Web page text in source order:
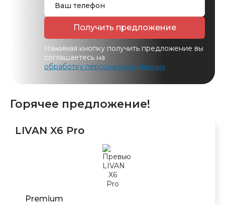
Получить предложение
Нажимая кнопку получить предложение вы
соглашаетесь на
обработку персональных данных
Горячее предложение!
LIVAN X6 Pro
Premium